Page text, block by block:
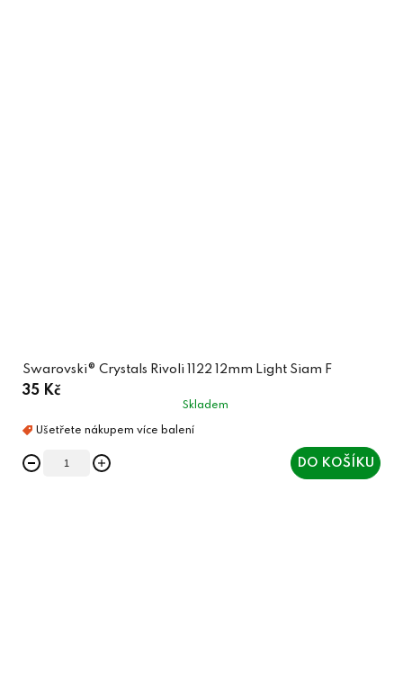
Swarovski® Crystals Rivoli 1122 12mm Light Siam F
35 Kč
Skladem
DO KOŠÍKU